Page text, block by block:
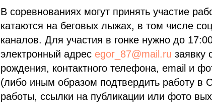
В соревнованиях могут принять участие
катаются на беговых лыжах, в том числе
каналов. Для участия в гонке нужно до
электронный адрес egor_87@mail.ru заявку
рождения, контактного телефона, email и
(либо иным образом подтвердить работу в
работы, ссылки на публикации или фото